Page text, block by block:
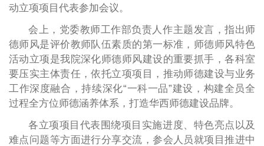
动立项项目代表参加会议。
会上，党委教师工作部负责人作主题发言，指出师
德师风是评价教师队伍素质的第一标准，师德师风特色
活动立项是我院深化师德师风建设的重要抓手，各科室
要压实主体责任，依托立项项目，推动师德建设与业务
工作深度融合，持续深化“一科一品”建设，构建全员全
过程全方位师德涵养体系，打造华西师德建设品牌。
各立项项目代表围绕项目实施进度、特色亮点以及
难点问题等方面进行分享交流，参会人员就项目推进中